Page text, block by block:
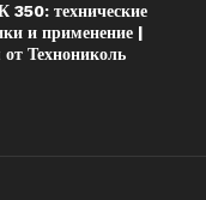
350: технические
и применение |
Технониколь